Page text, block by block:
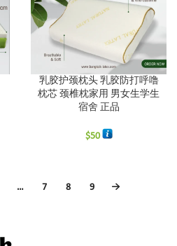
乳胶护颈枕头 乳胶防打呼噜
枕芯 颈椎枕家用 男女生学生
宿舍 正品
$50
… 7 8 9 →